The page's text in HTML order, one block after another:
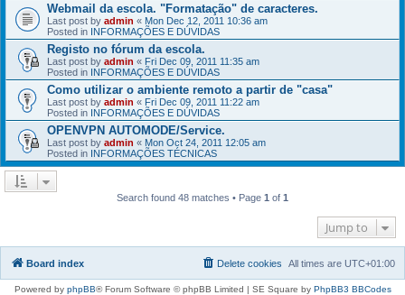
Webmail da escola. "Formatação" de caracteres.
Last post by admin « Mon Dec 12, 2011 10:36 am
Posted in INFORMAÇÕES E DÚVIDAS
Registo no fórum da escola.
Last post by admin « Fri Dec 09, 2011 11:35 am
Posted in INFORMAÇÕES E DÚVIDAS
Como utilizar o ambiente remoto a partir de "casa"
Last post by admin « Fri Dec 09, 2011 11:22 am
Posted in INFORMAÇÕES E DÚVIDAS
OPENVPN AUTOMODE/Service.
Last post by admin « Mon Oct 24, 2011 12:05 am
Posted in INFORMAÇÕES TÉCNICAS
Search found 48 matches • Page 1 of 1
Jump to
Board index All times are UTC+01:00
Delete cookies
Powered by phpBB® Forum Software © phpBB Limited | SE Square by PhpBB3 BBCodes